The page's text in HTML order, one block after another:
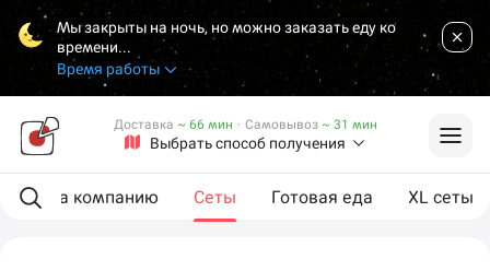
Мы закрыты на ночь, но можно заказать еду ко
времени...
Время работы
Выбрать способ получения
Доставка ~ 66 мин · Самовывоз ~ 31 мин
На компанию Сеты Готовая еда XL сеты